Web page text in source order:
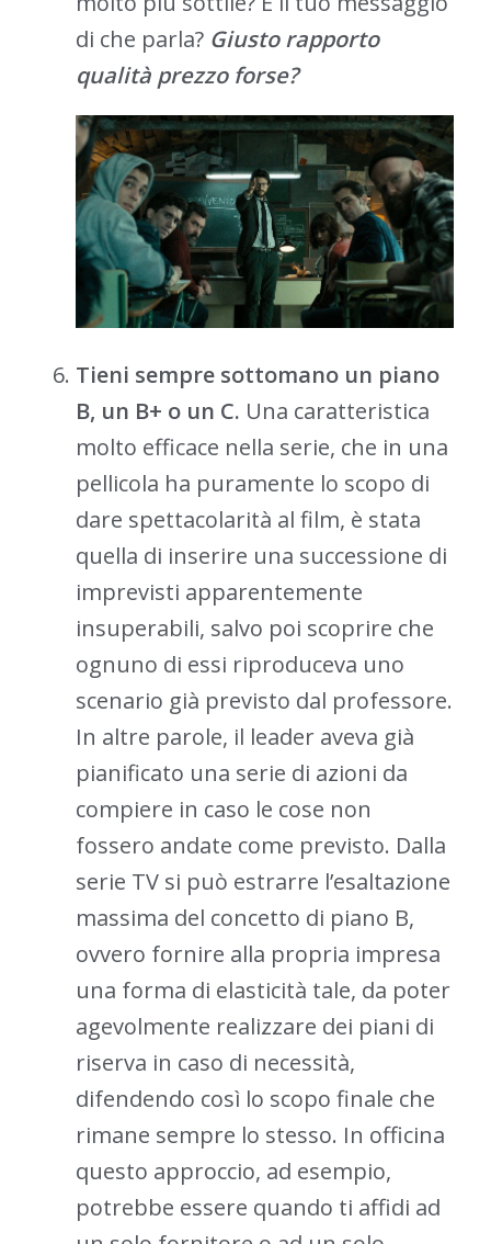
di che parla? Giusto rapporto
qualità prezzo forse?
Tieni sempre sottomano un piano
B, un B+ o un C. Una caratteristica
molto efficace nella serie, che in una
pellicola ha puramente lo scopo di
dare spettacolarità al film, è stata
quella di inserire una successione di
imprevisti apparentemente
insuperabili, salvo poi scoprire che
ognuno di essi riproduceva uno
scenario già previsto dal professore.
In altre parole, il leader aveva già
pianificato una serie di azioni da
compiere in caso le cose non
fossero andate come previsto. Dalla
serie TV si può estrarre l’esaltazione
massima del concetto di piano B,
ovvero fornire alla propria impresa
una forma di elasticità tale, da poter
agevolmente realizzare dei piani di
riserva in caso di necessità,
difendendo così lo scopo finale che
rimane sempre lo stesso. In officina
questo approccio, ad esempio,
potrebbe essere quando ti affidi ad